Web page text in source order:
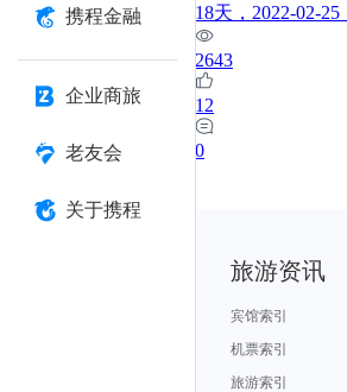
携程金融
企业商旅
老友会
关于携程
18天 ，2022-02-25
2643
12
0
旅游资讯
宾馆索引
机票索引
旅游索引